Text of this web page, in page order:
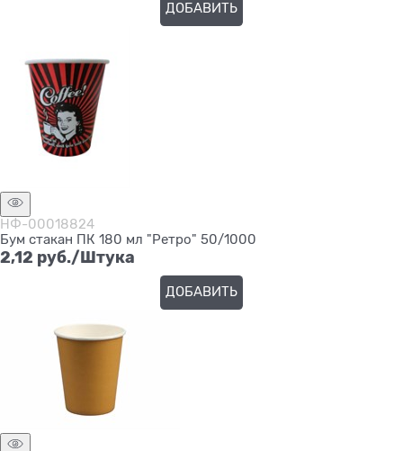
ДОБАВИТЬ
НФ-00018824
Бум стакан ПК 180 мл "Ретро" 50/1000
2,12 руб./Штука
ДОБАВИТЬ